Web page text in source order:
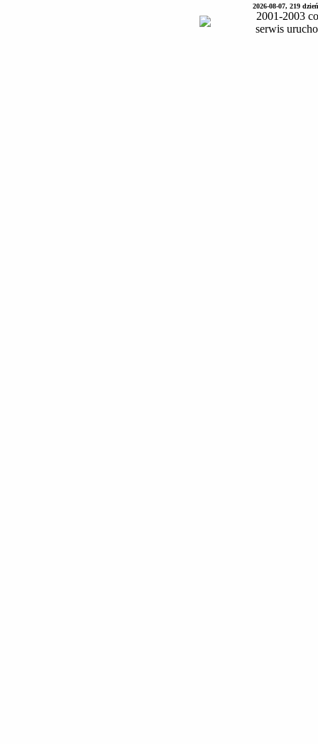
2026-08-07, 219
2001-2003
serwis